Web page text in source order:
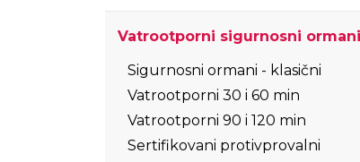
Vatrootporni sigurnosni ormani
Sigurnosni ormani - klasični
Vatrootporni 30 i 60 min
Vatrootporni 90 i 120 min
Sertifikovani protivprovalni